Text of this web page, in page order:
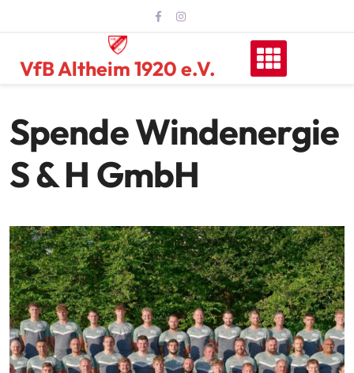
VfB Altheim 1920 e.V.
Spende Windenergie
S & H GmbH